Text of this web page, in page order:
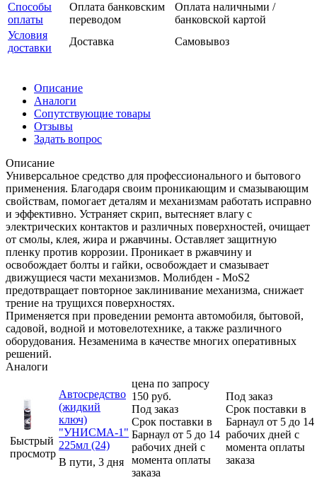
Способы
оплаты
Оплата банковским
переводом
Оплата наличными /
банковской картой
Условия
доставки
Доставка Самовывоз
Описание
Аналоги
Сопутствующие товары
Отзывы
Задать вопрос
Описание
Универсальное средство для профессионального и бытового
применения. Благодаря своим проникающим и смазывающим
свойствам, помогает деталям и механизмам работать исправно
и эффективно. Устраняет скрип, вытесняет влагу с
электрических контактов и различных поверхностей, очищает
от смолы, клея, жира и ржавчины. Оставляет защитную
пленку против коррозии. Проникает в ржавчину и
освобождает болты и гайки, освобождает и смазывает
движущиеся части механизмов. Молибден - MoS2
предотвращает повторное заклинивание механизма, снижает
трение на трущихся поверхностях.
Применяется при проведении ремонта автомобиля, бытовой,
садовой, водной и мотовелотехнике, а также различного
оборудования. Незаменима в качестве многих оперативных
решений.
Аналоги
Быстрый
просмотр
Автосредство
(жидкий
ключ)
"УНИСМА-1"
225мл (24)
В пути, 3 дня
цена по запросу
150 руб.
Под заказ
Срок поставки в
Барнаул от 5 до 14
рабочих дней с
момента оплаты
заказа
Под заказ
Срок поставки в
Барнаул от 5 до 14
рабочих дней с
момента оплаты
заказа